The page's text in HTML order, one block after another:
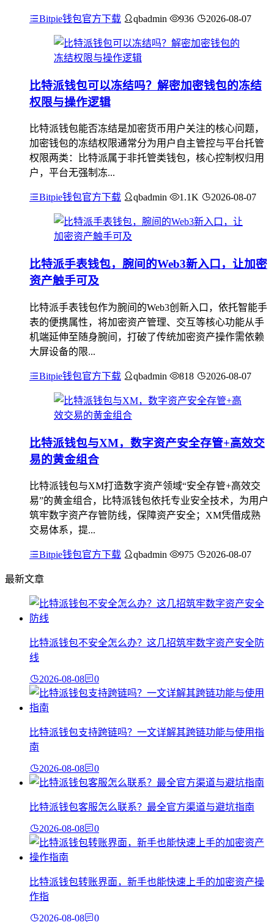
Bitpie钱包官方下载 qbadmin 936 2026-08-07
比特派钱包可以冻结吗？解密加密钱包的冻结
权限与操作逻辑
比特派钱包能否冻结是加密货币用户关注的核心问题，
加密钱包的冻结权限通常分为用户自主管控与平台托管
权限两类：比特派属于非托管类钱包，核心控制权归用
户，平台无强制冻...
Bitpie钱包官方下载 qbadmin 1.1K 2026-08-07
比特派手表钱包，腕间的Web3新入口，让加密
资产触手可及
比特派手表钱包作为腕间的Web3创新入口，依托智能手
表的便携属性，将加密资产管理、交互等核心功能从手
机端延伸至随身腕间，打破了传统加密资产操作需依赖
大屏设备的限...
Bitpie钱包官方下载 qbadmin 818 2026-08-07
比特派钱包与XM，数字资产安全存管+高效交
易的黄金组合
比特派钱包与XM打造数字资产领域“安全存管+高效交
易”的黄金组合，比特派钱包依托专业安全技术，为用户
筑牢数字资产存管防线，保障资产安全；XM凭借成熟
交易体系，提...
Bitpie钱包官方下载 qbadmin 975 2026-08-07
最新文章
比特派钱包不安全怎么办？这几招筑牢数字资产安全防
线
2026-08-08 0
比特派钱包支持跨链吗？一文详解其跨链功能与使用指
南
2026-08-08 0
比特派钱包客服怎么联系？最全官方渠道与避坑指南
2026-08-08 0
比特派钱包转账界面，新手也能快速上手的加密资产操
作指
2026-08-08 0